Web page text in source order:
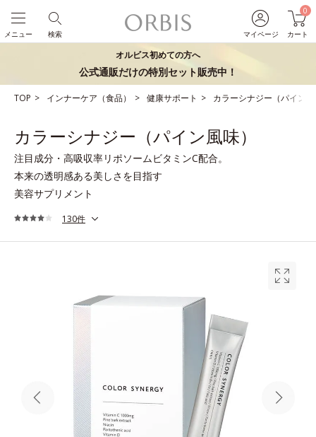
マイページ
0
カート
検索
メニュー
オルビス初めての方へ
公式通販だけの特別セット販売中！
TOP インナーケア（食品） 健康サポート カラーシナジー（パイン
カラーシナジー（パイン風味）
注目成分・高吸収率リポソームビタミンC配合。
本来の透明感ある美しさを目指す
美容サプリメント
130件